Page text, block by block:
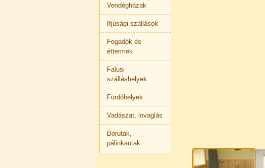
Vendégházak
Ifjúsági szállások
Fogadók és
éttermek
Falusi
szálláshelyek
Fürdőhelyek
Vadászat, lovaglás
Borutak,
pálinkautak